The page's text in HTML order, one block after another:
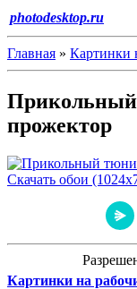
photodesktop.ru
Главная » Картинки
прожектор
Скачать обои
Картинки на